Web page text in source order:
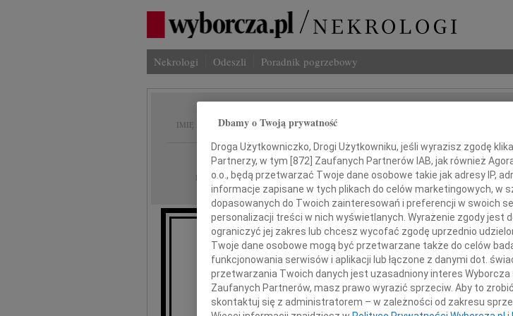
Nekrologi Odeszli Poradnik pogrzebowy
IMIĘ I NAZWISKO: Wiesław Nowicki
REGION: Gdańsk, Warszawa, Łódź
DATA EMISJI: 29.05.2012
Z głębokim żalem zawiadamiamy,
że 24 maja 2012 roku odszedł z naszego grona
Dbamy o Twoją prywatność
Droga Użytkowniczko, Drogi Użytkowniku, jeśli wyrazisz zgodę
Partnerzy, w tym [872] Zaufanych Partnerów IAB, jak również
o.o., będą przetwarzać Twoje dane osobowe takie jak adresy IP,
informacje zapisane w tych plikach do celów marketingowych, w
dopasowanych do Twoich zainteresowań i preferencji w swoich
personalizacji treści w nich wyświetlanych. Wyrażenie zgody jest
ograniczyć jej zakres lub chcesz wycofać zgodę uprzednio
Twoje dane osobowe mogą być przetwarzane także do celów
funkcjonowania serwisów i aplikacji lub łączone z danymi dot.
przetwarzania Twoich danych jest uzasadniony interes Wyborcza
Zaufanych Partnerów, masz prawo wyrazić sprzeciw. Aby to
skontaktuj się z administratorem – w zależności od zakresu